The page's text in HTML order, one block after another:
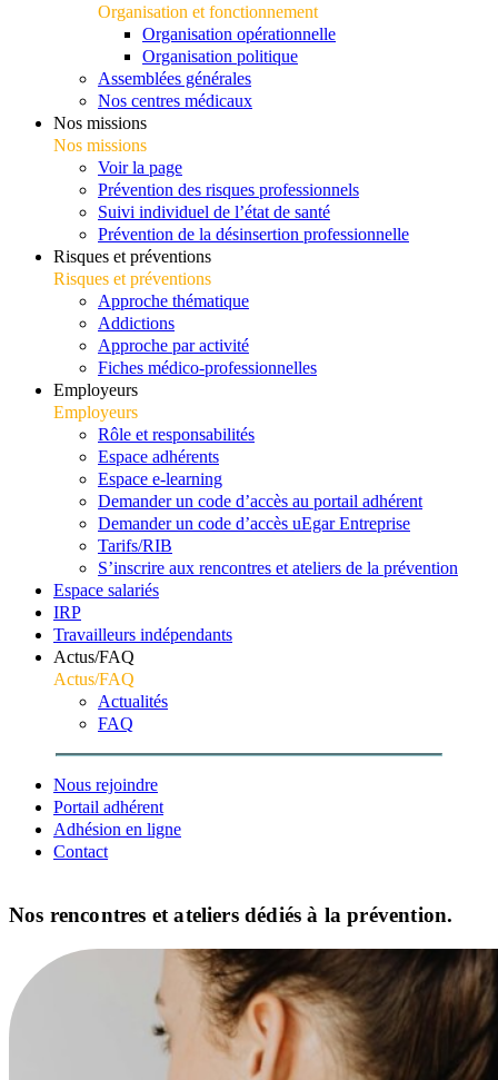
Organisation et fonctionnement
Organisation opérationnelle
Organisation politique
Assemblées générales
Nos centres médicaux
Nos missions
Nos missions
Voir la page
Prévention des risques professionnels
Suivi individuel de l’état de santé
Prévention de la désinsertion professionnelle
Risques et préventions
Risques et préventions
Approche thématique
Addictions
Approche par activité
Fiches médico-professionnelles
Employeurs
Employeurs
Rôle et responsabilités
Espace adhérents
Espace e-learning
Demander un code d’accès au portail adhérent
Demander un code d’accès uEgar Entreprise
Tarifs/RIB
S’inscrire aux rencontres et ateliers de la prévention
Espace salariés
IRP
Travailleurs indépendants
Actus/FAQ
Actus/FAQ
Actualités
FAQ
Nous rejoindre
Portail adhérent
Adhésion en ligne
Contact
Nos rencontres et ateliers dédiés à la prévention.